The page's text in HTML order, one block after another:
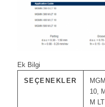
Ek Bilgi
SEÇENEKLER
10,
M